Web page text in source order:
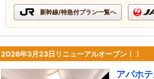
新幹線/特急付プラン一覧へ
2026年3月23日リニューアルオープン！！
アパホ